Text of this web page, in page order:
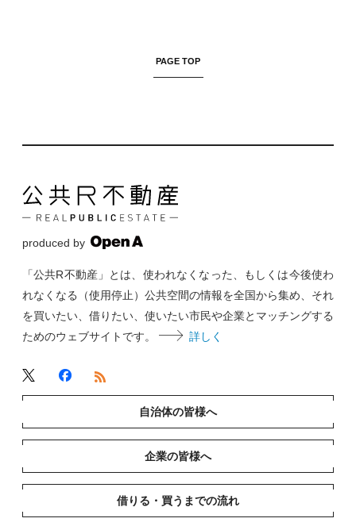
PAGE TOP
produced by
「公共R不動産」とは、使われなくなった、もしくは今後使わ
れなくなる（使用停止）公共空間の情報を全国から集め、それ
を買いたい、借りたい、使いたい市民や企業とマッチングする
ためのウェブサイトです。
詳しく
自治体の皆様へ
企業の皆様へ
借りる・買うまでの流れ